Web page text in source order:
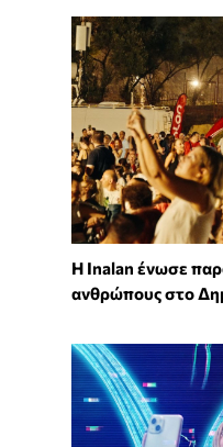
Η Inalan ένωσε
ανθρώπους στο